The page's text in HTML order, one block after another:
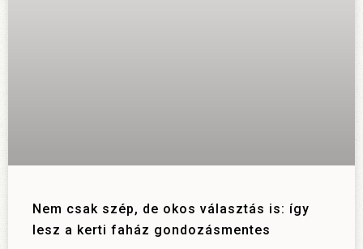
Nem csak szép, de okos választás is: így
lesz a kerti faház gondozásmentes